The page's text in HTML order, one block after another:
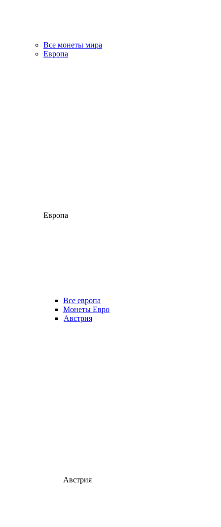
Все монеты мира
Европа
Европа
Все европа
Монеты Евро
Австрия
Австрия